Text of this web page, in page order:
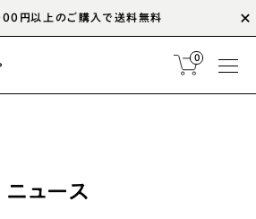
円以上のご購入で送料無料
0
ニュース